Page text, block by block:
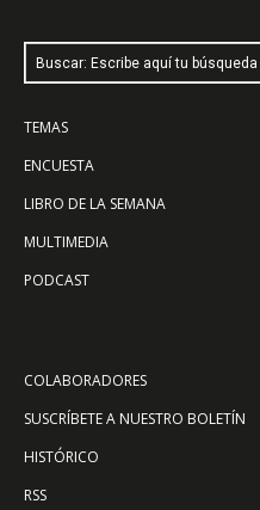
Buscar: Escribe aquí tu búsqueda
TEMAS
ENCUESTA
LIBRO DE LA SEMANA
MULTIMEDIA
PODCAST
COLABORADORES
SUSCRÍBETE A NUESTRO BOLETÍN
HISTÓRICO
RSS